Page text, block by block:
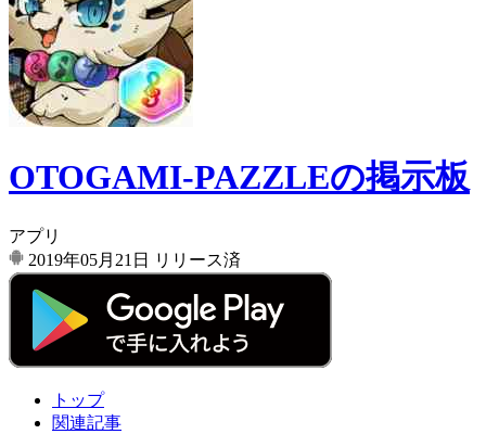
OTOGAMI-PAZZLEの掲示板
アプリ
2019年05月21日
リリース済
トップ
関連記事